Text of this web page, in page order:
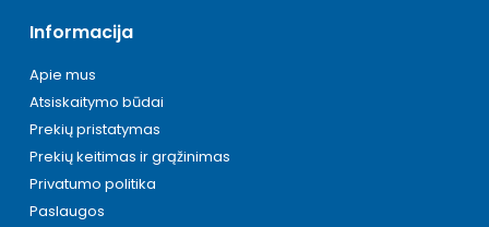
Informacija
Apie mus
Atsiskaitymo būdai
Prekių pristatymas
Prekių keitimas ir grąžinimas
Privatumo politika
Paslaugos